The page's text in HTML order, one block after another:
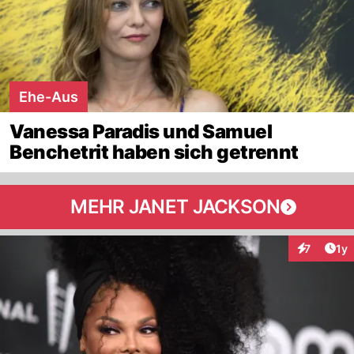
Ehe-Aus
Vanessa Paradis und Samuel
Benchetrit haben sich getrennt
MEHR JANET JACKSON
7 1y